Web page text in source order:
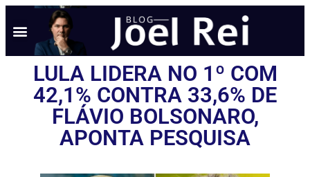
LULA LIDERA NO 1º COM
42,1% CONTRA 33,6% DE
FLÁVIO BOLSONARO,
APONTA PESQUISA